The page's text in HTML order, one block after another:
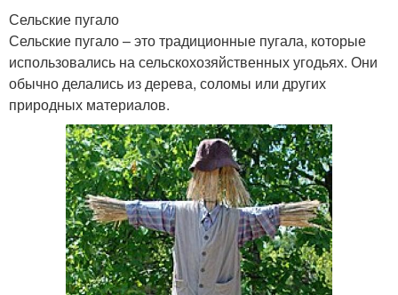
Сельские пугало
Сельские пугало – это традиционные пугала, которые
использовались на сельскохозяйственных угодьях. Они
обычно делались из дерева, соломы или других
природных материалов.